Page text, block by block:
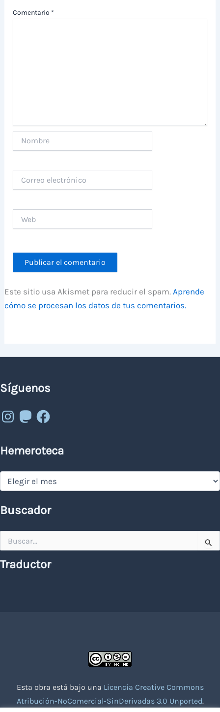
Comentario *
electrónico
Este sitio usa Akismet para reducir el spam.Aprende
cómo se procesan los datos de tus comentarios.
Síguenos
Instagram
MastodonFacebook
Hemeroteca
Hemeroteca
Buscador
por:
Traductor
Esta obra está bajo una Licencia Creative Commons
Atribución-NoComercial-SinDerivadas 3.0 Unported.